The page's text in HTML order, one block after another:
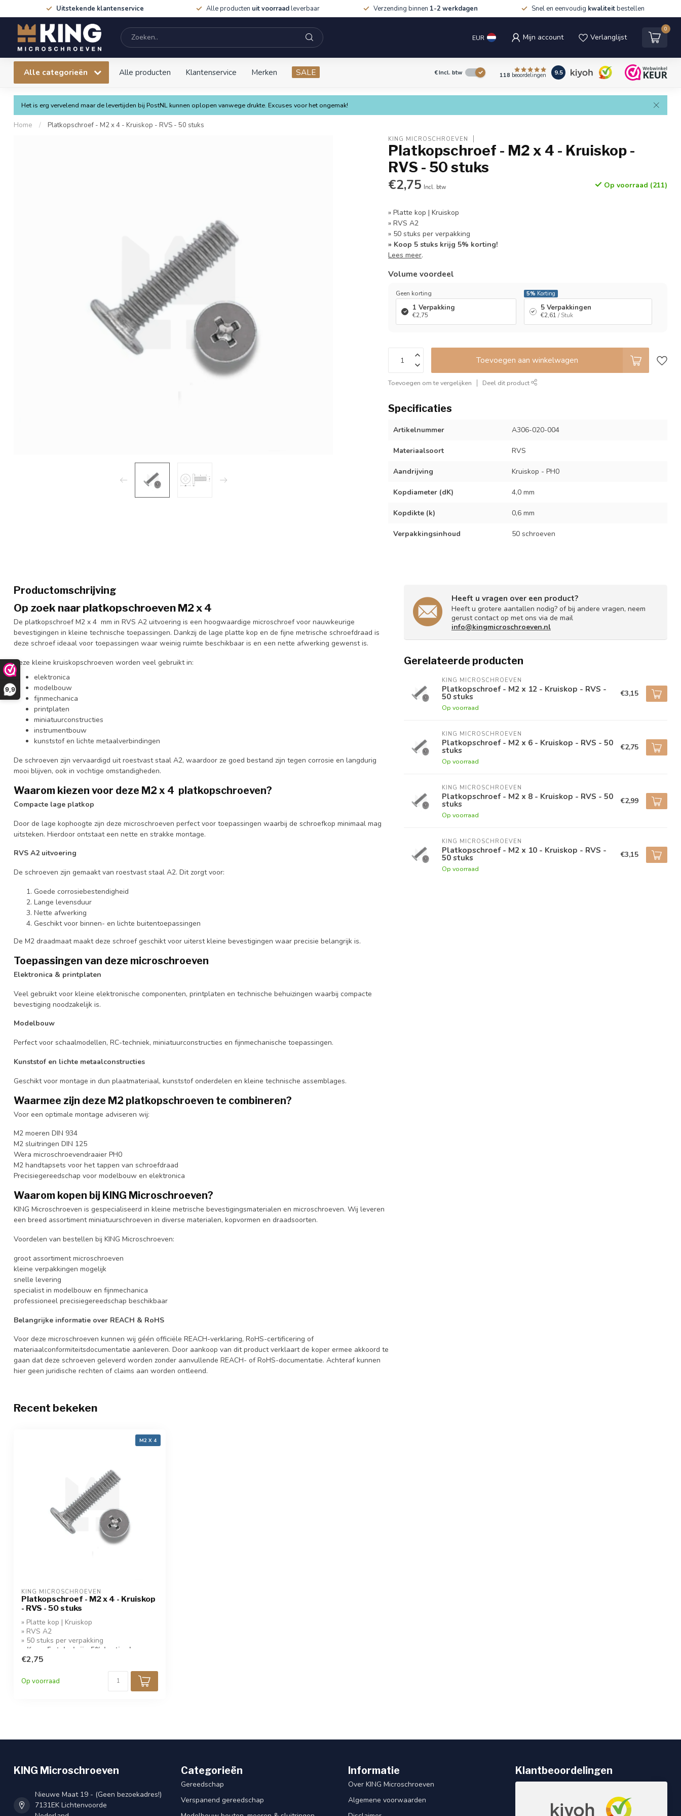
9,9
Uitstekende klantenservice Alle producten uit voorraadleverbaar Verzending binnen 1-2 werkdagen Snel en eenvoudig kwaliteitbestellen
EUR Mijn account Verlanglijst
0
Alle categorieën Alle producten Klantenservice Merken SALE €Incl. btw 118 beoordelingen 9.5
Het is erg vervelend maar de levertijden bij PostNL kunnen oplopen vanwege drukte. Excuses voor het ongemak!
Home / Platkopschroef - M2 x 4 - Kruiskop - RVS - 50 stuks
KING MICROSCHROEVEN
Platkopschroef - M2 x 4 - Kruiskop -
RVS - 50 stuks
€2,75 Incl. btw Op voorraad (211)
» Platte kop | Kruiskop
» RVS A2
» 50 stuks per verpakking
» Koop 5 stuks krijg 5% korting!
Lees meer.
Volume voordeel
Geen korting
1 Verpakking
€2,75
5% Korting
5 Verpakkingen
€2,61 / Stuk
Toevoegen aan winkelwagen
Toevoegen om te vergelijken Deel dit product
Specificaties
Artikelnummer A306-020-004
Materiaalsoort RVS
Aandrijving Kruiskop - PH0
Kopdiameter (dK) 4,0 mm
Kopdikte (k) 0,6 mm
Verpakkingsinhoud 50 schroeven
Productomschrijving
Op zoek naar platkopschroeven M2 x 4
De platkopschroef M2 x 4 mm in RVS A2 uitvoering is een hoogwaardige microschroef voor nauwkeurige
bevestigingen in kleine technische toepassingen. Dankzij de lage platte kop en de fijne metrische schroefdraad is
deze schroef ideaal voor toepassingen waar weinig ruimte beschikbaar is en een nette afwerking gewenst is.
Deze kleine kruiskopschroeven worden veel gebruikt in:
elektronica
modelbouw
fijnmechanica
printplaten
miniatuurconstructies
instrumentbouw
kunststof en lichte metaalverbindingen
De schroeven zijn vervaardigd uit roestvast staal A2, waardoor ze goed bestand zijn tegen corrosie en langdurig
mooi blijven, ook in vochtige omstandigheden.
Waarom kiezen voor deze M2 x 4 platkopschroeven?
Compacte lage platkop
Door de lage kophoogte zijn deze microschroeven perfect voor toepassingen waarbij de schroefkop minimaal mag
uitsteken. Hierdoor ontstaat een nette en strakke montage.
RVS A2 uitvoering
De schroeven zijn gemaakt van roestvast staal A2. Dit zorgt voor:
Goede corrosiebestendigheid
Lange levensduur
Nette afwerking
Geschikt voor binnen- en lichte buitentoepassingen
De M2 draadmaat maakt deze schroef geschikt voor uiterst kleine bevestigingen waar precisie belangrijk is.
Toepassingen van deze microschroeven
Elektronica & printplaten
Veel gebruikt voor kleine elektronische componenten, printplaten en technische behuizingen waarbij compacte
bevestiging noodzakelijk is.
Modelbouw
Perfect voor schaalmodellen, RC-techniek, miniatuurconstructies en fijnmechanische toepassingen.
Kunststof en lichte metaalconstructies
Geschikt voor montage in dun plaatmateriaal, kunststof onderdelen en kleine technische assemblages.
Waarmee zijn deze M2 platkopschroeven te combineren?
Voor een optimale montage adviseren wij:
M2 moeren DIN 934
M2 sluitringen DIN 125
Wera microschroevendraaier PH0
M2 handtapsets voor het tappen van schroefdraad
Precisiegereedschap voor modelbouw en elektronica
Waarom kopen bij KING Microschroeven?
KING Microschroeven is gespecialiseerd in kleine metrische bevestigingsmaterialen en microschroeven. Wij leveren
een breed assortiment miniatuurschroeven in diverse materialen, kopvormen en draadsoorten.
Voordelen van bestellen bij KING Microschroeven:
groot assortiment microschroeven
kleine verpakkingen mogelijk
snelle levering
specialist in modelbouw en fijnmechanica
professioneel precisiegereedschap beschikbaar
Belangrijke informatie over REACH & RoHS
Voor deze microschroeven kunnen wij géén officiële REACH-verklaring, RoHS-certificering of
materiaalconformiteitsdocumentatie aanleveren. Door aankoop van dit product verklaart de koper ermee akkoord te
gaan dat deze schroeven geleverd worden zonder aanvullende REACH- of RoHS-documentatie. Achteraf kunnen
hier geen juridische rechten of claims aan worden ontleend.
Heeft u vragen over een product?
Heeft u grotere aantallen nodig? of bij andere vragen, neem
gerust contact op met ons via de mail
info@kingmicroschroeven.nl
Gerelateerde producten
KING MICROSCHROEVEN
Platkopschroef - M2 x 12 - Kruiskop - RVS -
50 stuks
Op voorraad
€3,15
KING MICROSCHROEVEN
Platkopschroef - M2 x 6 - Kruiskop - RVS - 50
stuks
Op voorraad
€2,75
KING MICROSCHROEVEN
Platkopschroef - M2 x 8 - Kruiskop - RVS - 50
stuks
Op voorraad
€2,99
KING MICROSCHROEVEN
Platkopschroef - M2 x 10 - Kruiskop - RVS -
50 stuks
Op voorraad
€3,15
Recent bekeken
M2 X 4
KING MICROSCHROEVEN
Platkopschroef - M2 x 4 - Kruiskop
- RVS - 50 stuks
» Platte kop | Kruiskop
» RVS A2
» 50 stuks per verpakking
» Koop 5 stuks krijg 5% korting!
€2,75
Op voorraad
KING Microschroeven
Nieuwe Maat 19 - (Geen bezoekadres!)
7131EK Lichtenvoorde
Categorieën
Gereedschap
Verspanend gereedschap
Informatie
Over KING Microschroeven
Algemene voorwaarden
Klantbeoordelingen